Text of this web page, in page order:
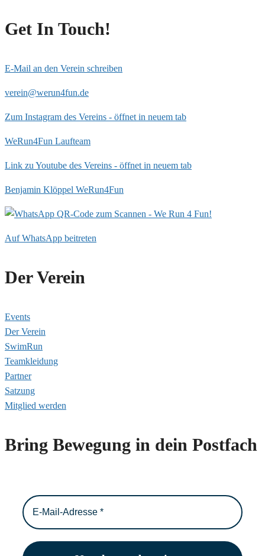
Get In Touch!
E-Mail an den Verein schreiben
verein@werun4fun.de
Zum Instagram des Vereins - öffnet in neuem tab
WeRun4Fun Laufteam
Link zu Youtube des Vereins - öffnet in neuem tab
Benjamin Klöppel WeRun4Fun
Auf WhatsApp beitreten
Der Verein
Events
Der Verein
SwimRun
Teamkleidung
Partner
Satzung
Mitglied werden
Bring Bewegung in dein Postfach